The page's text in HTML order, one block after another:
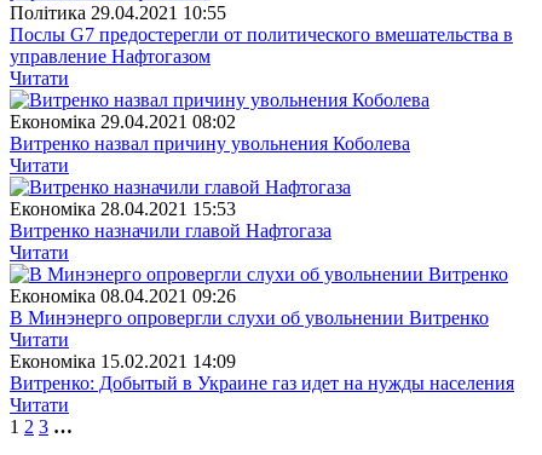
Полiтика 29.04.2021 10:55
Послы G7 предостерегли от политического вмешательства в
управление Нафтогазом
Читати
Економіка 29.04.2021 08:02
Витренко назвал причину увольнения Коболева
Читати
Економіка 28.04.2021 15:53
Витренко назначили главой Нафтогаза
Читати
Економіка 08.04.2021 09:26
В Минэнерго опровергли слухи об увольнении Витренко
Читати
Економіка 15.02.2021 14:09
Витренко: Добытый в Украине газ идет на нужды населения
Читати
1 2 3 …